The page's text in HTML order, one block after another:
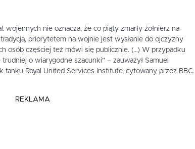
nie oznacza, że co piąty zmarły żołnierz na
priorytetem na wojnie jest wysłanie do ojczyzny
osób częściej też mówi się publicznie. (…) W przypadku
o wiarygodne szacunki” – zauważył Samuel
Royal United Services Institute, cytowany przez BBC.
REKLAMA